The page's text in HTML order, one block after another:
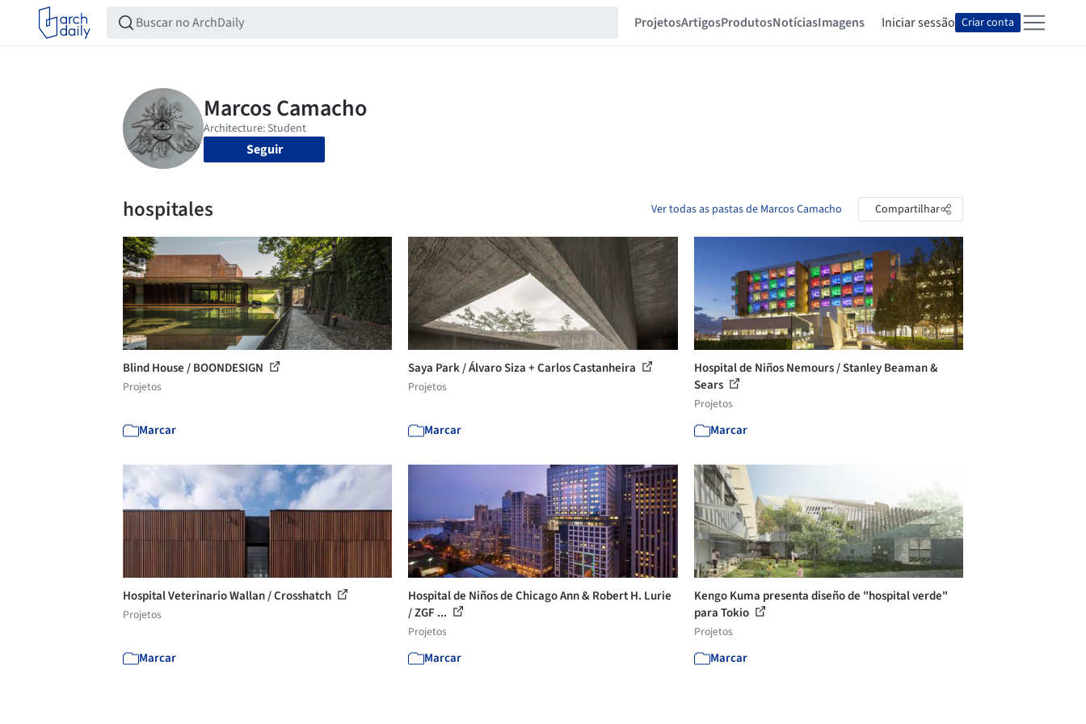
ProjetosArtigosProdutosNotíciasImagens Iniciar sessão Criar conta
Seguir
hospitales Ver todas as pastas de Marcos Camacho Compartilhar
Blind House / BOONDESIGN
Projetos
Marcar
Saya Park / Álvaro Siza + Carlos Castanheira
Projetos
Marcar
Hospital de Niños Nemours / Stanley Beaman &
Sears
Projetos
Marcar
Hospital Veterinario Wallan / Crosshatch
Projetos
Marcar
Hospital de Niños de Chicago Ann & Robert H. Lurie
/ ZGF ...
Projetos
Marcar
Kengo Kuma presenta diseño de "hospital verde"
para Tokio
Projetos
Marcar